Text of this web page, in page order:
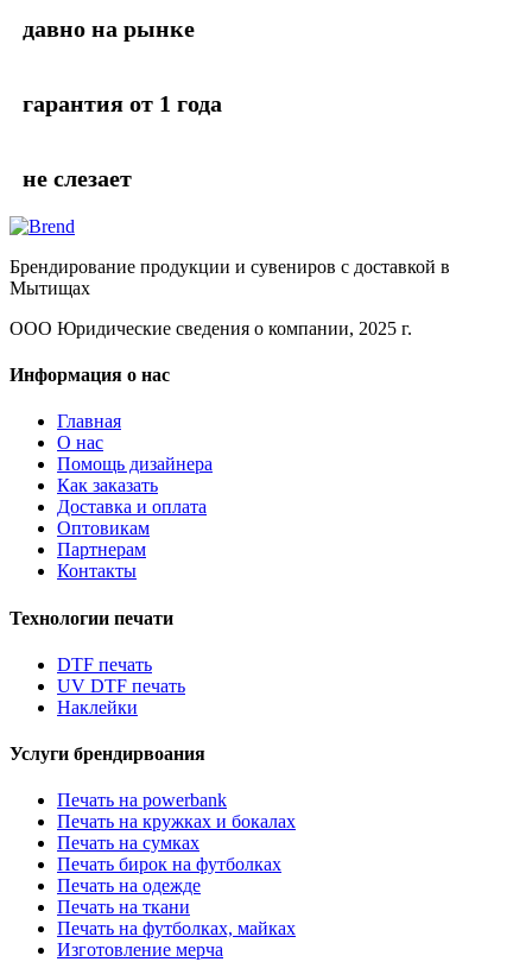
давно на рынке
гарантия от 1 года
не слезает
Брендирование продукции и сувениров с доставкой в
Мытищах
ООО Юридические сведения о компании, 2025 г.
Информация о нас
Главная
О нас
Помощь дизайнера
Как заказать
Доставка и оплата
Оптовикам
Партнерам
Контакты
Технологии печати
DTF печать
UV DTF печать
Наклейки
Услуги брендирвоания
Печать на powerbank
Печать на кружках и бокалах
Печать на сумках
Печать бирок на футболках
Печать на одежде
Печать на ткани
Печать на футболках, майках
Изготовление мерча